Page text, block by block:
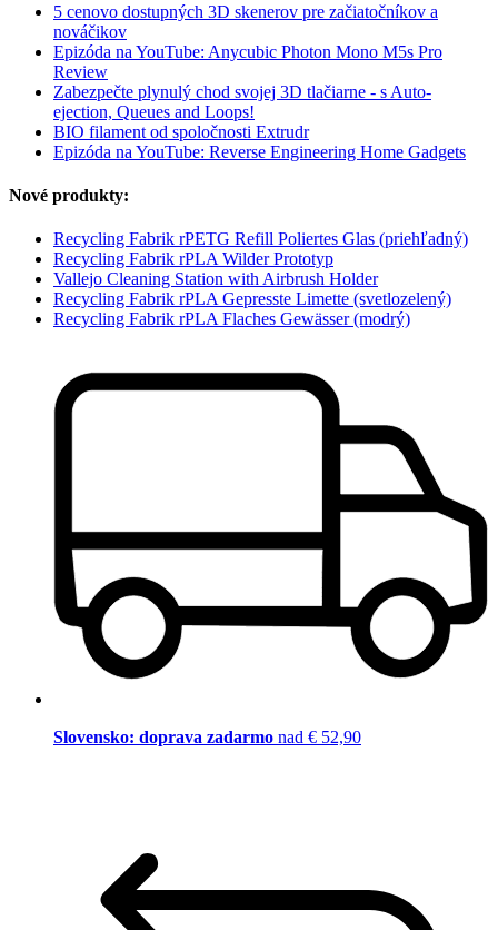
5 cenovo dostupných 3D skenerov pre začiatočníkov a
nováčikov
Epizóda na YouTube: Anycubic Photon Mono M5s Pro
Review
Zabezpečte plynulý chod svojej 3D tlačiarne - s Auto-
ejection, Queues and Loops!
BIO filament od spoločnosti Extrudr
Epizóda na YouTube: Reverse Engineering Home Gadgets
Nové produkty:
Recycling Fabrik rPETG Refill Poliertes Glas (priehľadný)
Recycling Fabrik rPLA Wilder Prototyp
Vallejo Cleaning Station with Airbrush Holder
Recycling Fabrik rPLA Gepresste Limette (svetlozelený)
Recycling Fabrik rPLA Flaches Gewässer (modrý)
Slovensko: doprava zadarmo nad € 52,90